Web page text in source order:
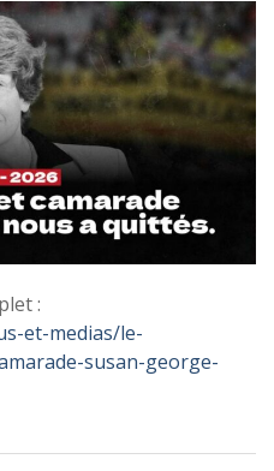
:
et-medias/le-
susan-george-